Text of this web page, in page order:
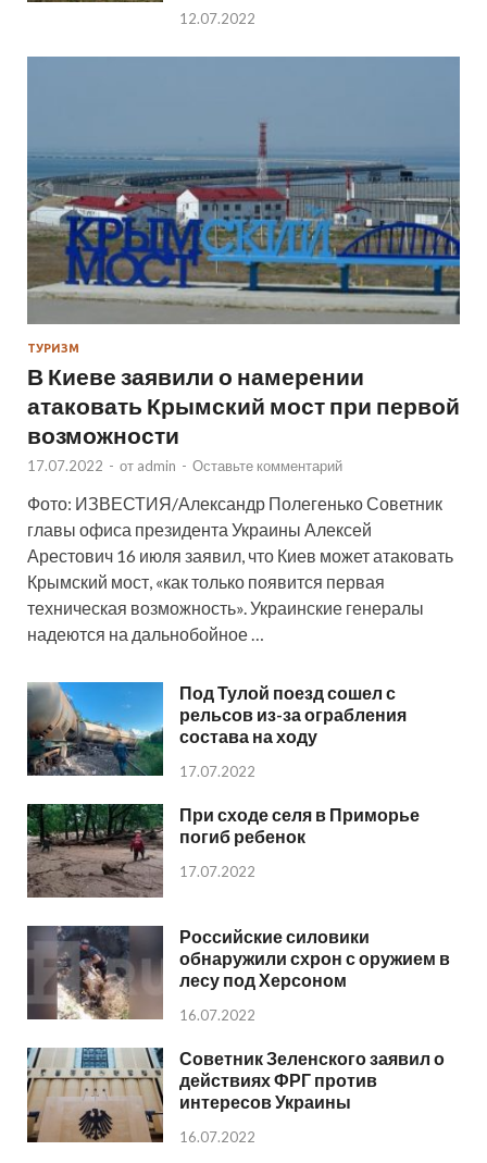
12.07.2022
ТУРИЗМ
В Киеве заявили о намерении
атаковать Крымский мост при первой
возможности
17.07.2022 - от admin - Оставьте комментарий
Фото: ИЗВЕСТИЯ/Александр Полегенько Советник
главы офиса президента Украины Алексей
Арестович 16 июля заявил, что Киев может атаковать
Крымский мост, «как только появится первая
техническая возможность». Украинские генералы
надеются на дальнобойное …
Под Тулой поезд сошел с
рельсов из-за ограбления
состава на ходу
17.07.2022
При сходе селя в Приморье
погиб ребенок
17.07.2022
Российские силовики
обнаружили схрон с оружием в
лесу под Херсоном
16.07.2022
Советник Зеленского заявил о
действиях ФРГ против
интересов Украины
16.07.2022